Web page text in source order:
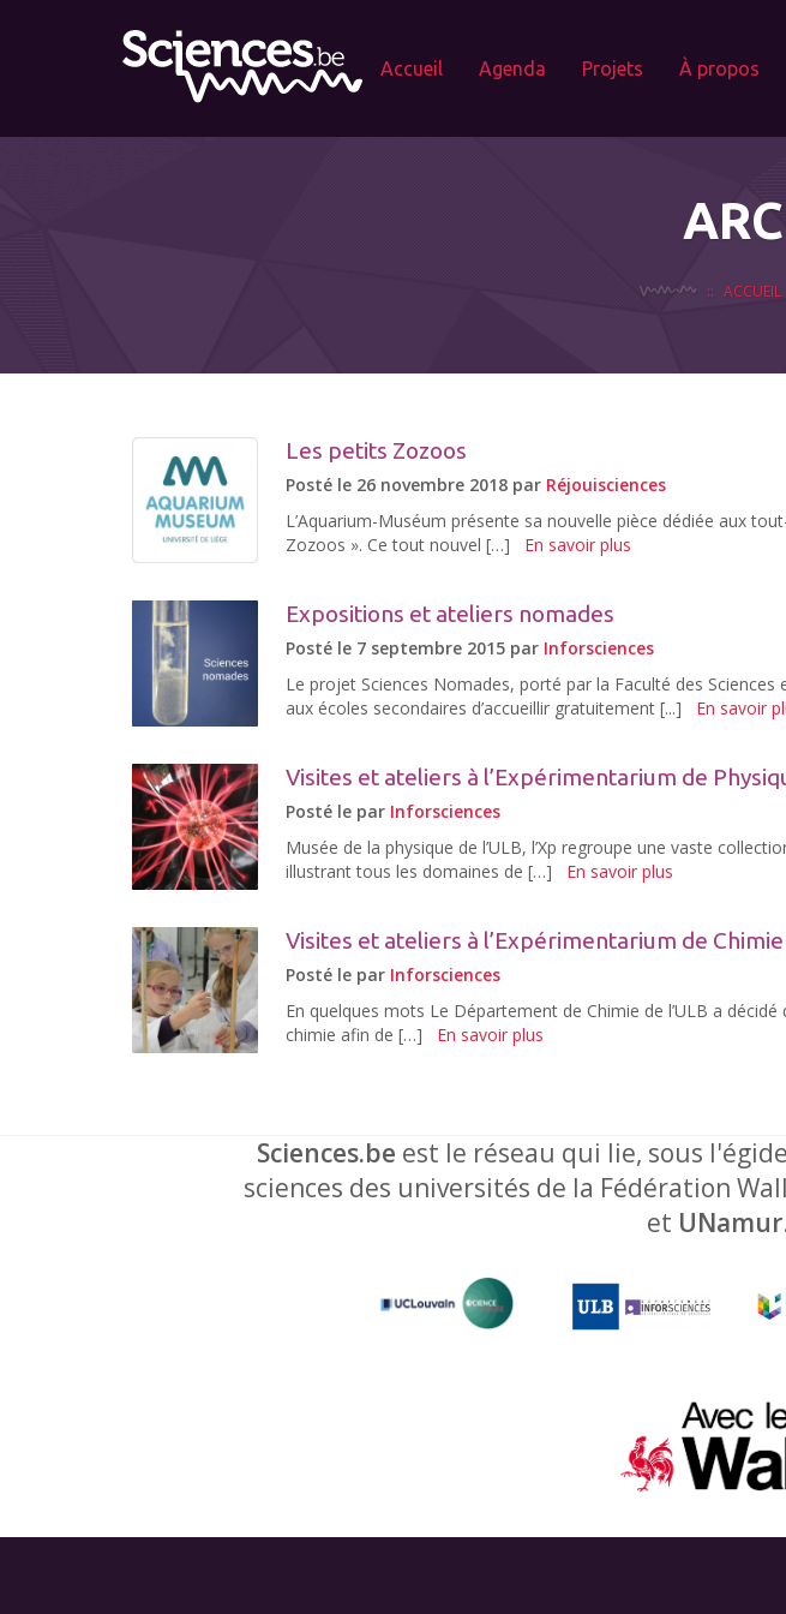
Accueil Agenda Projets À propos
ACCUEIL
Les petits Zozoos
Posté le 26 novembre 2018 par Réjouisciences
L’Aquarium-Muséum présente sa nouvelle pièce dédiée aux
Zozoos ». Ce tout nouvel […]
En savoir plus
Expositions et ateliers nomades
Posté le 7 septembre 2015 par Inforsciences
Le projet Sciences Nomades, porté par la Faculté des Sciences
aux écoles secondaires d’accueillir gratuitement [...]
En savoir
Visites et ateliers à l’Expérimentarium de
Posté le par Inforsciences
Musée de la physique de l’ULB, l’Xp regroupe une vaste
illustrant tous les domaines de […]
En savoir plus
Visites et ateliers à l’Expérimentarium de Chimie
Posté le par Inforsciences
En quelques mots Le Département de Chimie de l’ULB a
chimie afin de […]
En savoir plus
Sciences.be est le réseau qui lie, sous
sciences des universités de la Fédération
et UNamur.